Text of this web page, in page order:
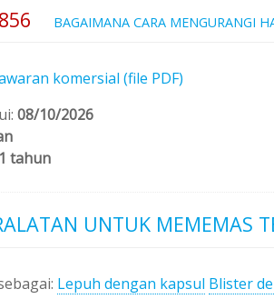
BAGAIMANA CARA MENGURANGI
komersial (file PDF)
08/10/2026
1 tahun
UNTUK MEMEMAS
Lepuh dengan kapsul Blister